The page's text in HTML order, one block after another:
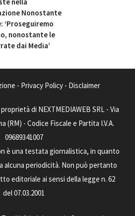
Nonostante
‘Proseguiremo
nonostante le
dai Media’
- Privacy Policy - Disclaimer
di NEXTMEDIAWEB SRL - Via
(RM) - Codice Fiscale e Partita I.V.A.
09689341007
è una testata giornalistica, in quanto
alcuna periodicità. Non può pertanto
editoriale ai sensi della legge n. 62
del 07.03.2001